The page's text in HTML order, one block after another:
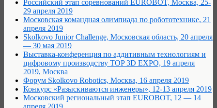
Российский этап соревнований EUROBOT, Москва, 25-
29 апреля 2019
Московская командная олимпиада по робототехнике, 21
апреля 2019
Skolkovo Junior Challenge, Московская область, 20 апреля
— 30 мая 2019
Выставка-конференция по аддитивным технологиям и
цифровому производству TOP 3D EXPO, 19 апреля
2019, Москва
Форум Skolkovo Robotics, Москва, 16 апреля 2019
Конкурс «Разыскиваются инженеры», 12-13 апреля 2019
Московский региональный этап EUROBOT, 12 — 14